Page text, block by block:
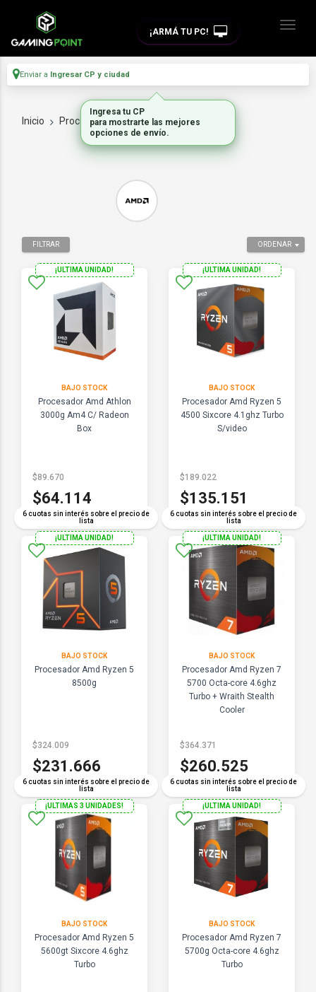
¡ARMÁ TU PC!
Enviar a Ingresar CP y ciudad
Inicio Procesadores AMD
ORDENAR
FILTRAR
¡ULTIMA UNIDAD!
BAJO STOCK
Procesador Amd Athlon
3000g Am4 C/ Radeon
Box
6 cuotas sin interés sobre el precio de
lista
$89.670
$64.114
¡ULTIMA UNIDAD!
BAJO STOCK
Procesador Amd Ryzen 5
4500 Sixcore 4.1ghz Turbo
S/video
6 cuotas sin interés sobre el precio de
lista
$189.022
$135.151
¡ULTIMA UNIDAD!
BAJO STOCK
Procesador Amd Ryzen 5
8500g
6 cuotas sin interés sobre el precio de
lista
$324.009
$231.666
¡ULTIMA UNIDAD!
BAJO STOCK
Procesador Amd Ryzen 7
5700 Octa-core 4.6ghz
Turbo + Wraith Stealth
Cooler
6 cuotas sin interés sobre el precio de
lista
$364.371
$260.525
¡ULTIMAS 3 UNIDADES!
BAJO STOCK
Procesador Amd Ryzen 5
5600gt Sixcore 4.6ghz
Turbo
¡ULTIMA UNIDAD!
BAJO STOCK
Procesador Amd Ryzen 7
5700g Octa-core 4.6ghz
Turbo
Ingresa tu CP
para mostrarte las mejores
opciones de envío.